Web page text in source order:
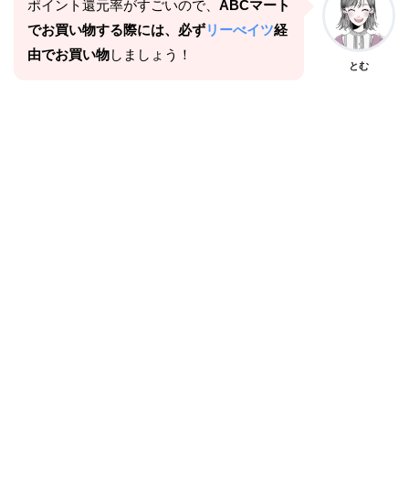
ポイント還元率がすごいので、 ABCマート
でお買い物する際には、必ずリーべイツ経
由でお買い物しましょう！
とむ